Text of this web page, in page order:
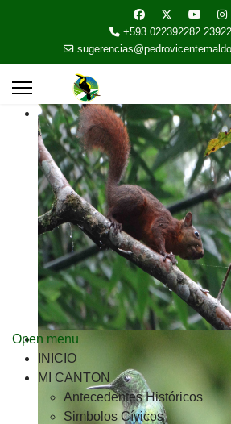
+593 022392282
Open menu
INICIO
MI CANTON
Antecedentes Históricos
Simbolos Cívicos